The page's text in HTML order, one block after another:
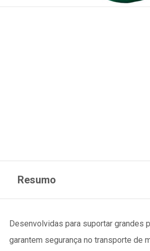
Resumo
Desenvolvidas para suportar grandes
garantem segurança no transporte de